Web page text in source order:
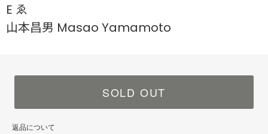
E ゑ
山本昌男 Masao Yamamoto
SOLD OUT
返品について